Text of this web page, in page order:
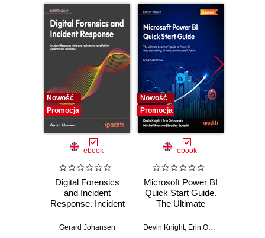
Nowość
Promocja
ebook
Digital Forensics
and Incident
Response. Incident
and techniques for
Gerard Johansen
Nowość
Promocja
ebook
Microsoft Power BI
Quick Start Guide.
The Ultimate
to Power BI, Data
Devin Knight, Erin Ostrowsky